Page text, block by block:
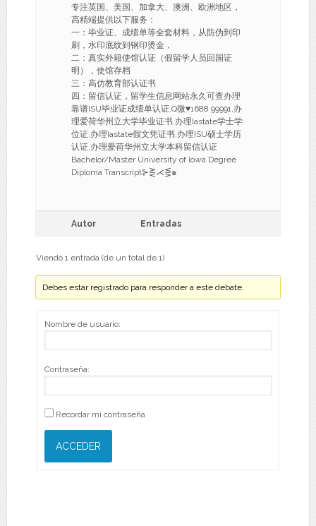
专注英国、美国、加拿大、澳洲、欧洲地区，
高精端提供以下服务：
一：毕业证、成绩单等全套材料，从防伪到印
刷，水印底纹到钢印烫金，
二：真实外籍使馆认证（假留学人员回国证
明），使馆存档
三：高仿教育部认证书
四：留信认证，留学生信息网站永久可查办理
靠谱ISU毕业证成绩单认证,Q微♥1688 99991,办
理爱荷华州立大学毕业证书,办理Iastate学士学
位证,办理Iastate假文凭证书,办理ISU硕士学历
认证,办理爱荷华州立大学本科留信认证
Bachelor/Master University of Iowa Degree
Diploma Transcript⊱⋛⋌⋚๑
Autor Entradas
Viendo 1 entrada (de un total de 1)
Debes estar registrado para responder a este debate.
Nombre de usuario:
Contraseña:
Recordar mi contraseña
ACCEDER